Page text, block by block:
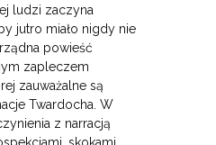
ludzi zaczyna
jutro miało nigdy nie
powieść
zapleczem
zauważalne są
Twardocha. W
z narracją